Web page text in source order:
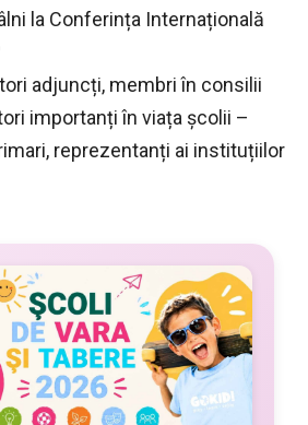
la Conferința Internațională
adjuncți, membri în consilii
importanți în viața școlii –
reprezentanți ai instituțiilor